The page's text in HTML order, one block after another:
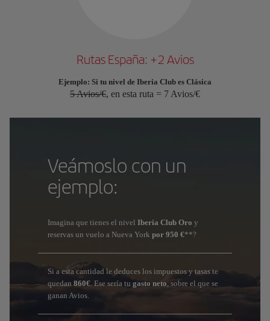
Rutas España: +2 Avios
Ejemplo: Si tu nivel de Iberia Club es Clásica
5 Avios/€, en esta ruta = 7 Avios/€
Veámoslo con un
ejemplo:
Imagina que tienes el nivelIberia Club Oro y
reservas un vuelo a Nueva Yorkpor 950 €**?
Si a esta cantidad le deduces los impuestos y tasas te
quedan860€. Ese sería tugasto neto, sobre el que se
ganan Avios.